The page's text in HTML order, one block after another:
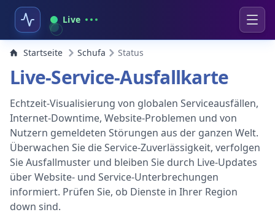
Live
Startseite Schufa Status
Live-Service-Ausfallkarte
Echtzeit-Visualisierung von globalen Serviceausfällen,
Internet-Downtime, Website-Problemen und von
Nutzern gemeldeten Störungen aus der ganzen Welt.
Überwachen Sie die Service-Zuverlässigkeit, verfolgen
Sie Ausfallmuster und bleiben Sie durch Live-Updates
über Website- und Service-Unterbrechungen
informiert. Prüfen Sie, ob Dienste in Ihrer Region
down sind.